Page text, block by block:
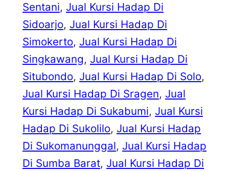
Sentani, Jual Kursi Hadap Di
Sidoarjo, Jual Kursi Hadap Di
Simokerto, Jual Kursi Hadap Di
Singkawang, Jual Kursi Hadap Di
Situbondo, Jual Kursi Hadap Di Solo
Jual Kursi Hadap Di Sragen, Jual
Kursi Hadap Di Sukabumi, Jual Kursi
Hadap Di Sukolilo, Jual Kursi Hadap
Di Sukomanunggal, Jual Kursi Hadap
Di Sumba Barat, Jual Kursi Hadap Di